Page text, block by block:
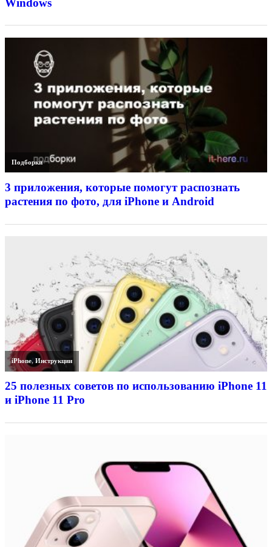
Windows
Подборки
3 приложения, которые помогут распознать
растения по фото, для iPhone и Android
iPhone,Инструкции
25 полезных советов по использованию iPhone 11
и iPhone 11 Pro